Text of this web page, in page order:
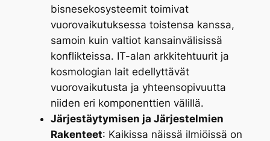
bisnesekosysteemit toimivat
vuorovaikutuksessa toistensa kanssa,
samoin kuin valtiot kansainvälisissä
konflikteissa. IT-alan arkkitehtuurit ja
kosmologian lait edellyttävät
vuorovaikutusta ja yhteensopivuutta
niiden eri komponenttien välillä.
Järjestäytymisen ja Järjestelmien
Rakenteet: Kaikissa näissä ilmiöissä on